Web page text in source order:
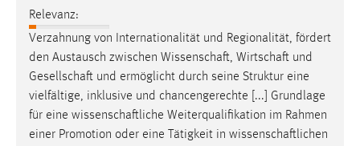
Relevanz:
Verzahnung von Internationalität und Regionalität, fördert
den Austausch zwischen Wissenschaft, Wirtschaft und
Gesellschaft und ermöglicht durch seine Struktur eine
vielfältige, inklusive und chancengerechte [...] Grundlage
für eine wissenschaftliche Weiterqualifikation im Rahmen
einer Promotion oder eine Tätigkeit in wissenschaftlichen